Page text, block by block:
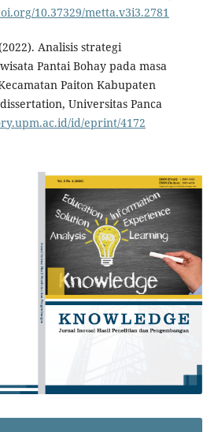
10.37329/metta.v3i3.2781
Analisis strategi
Pantai Bohay pada masa
Paiton Kabupaten
Universitas Panca
id/eprint/4172